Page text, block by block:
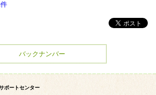
バックナンバー
ポートセンター